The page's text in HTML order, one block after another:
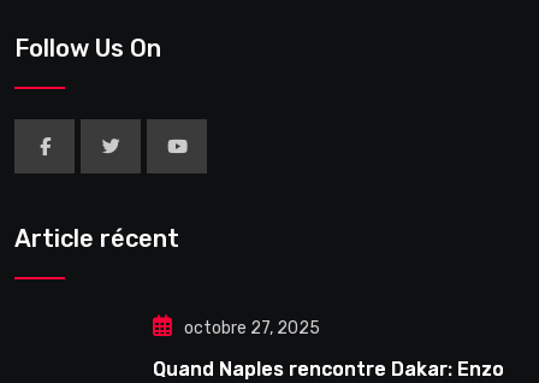
Follow Us On
Article récent
octobre 27, 2025
Quand Naples rencontre Dakar: Enzo